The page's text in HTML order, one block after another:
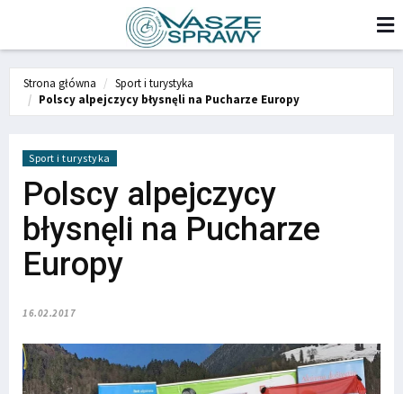
Strona główna
Sport i turystyka
Polscy alpejczycy błysnęli na Pucharze Europy
Sport i turystyka
Polscy alpejczycy
błysnęli na Pucharze
Europy
16.02.2017